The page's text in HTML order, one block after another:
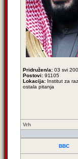
Pridružen/a: 03 svi
Postovi: 91105
Lokacija: Institut za
ostala pitanja
Vrh
BBC